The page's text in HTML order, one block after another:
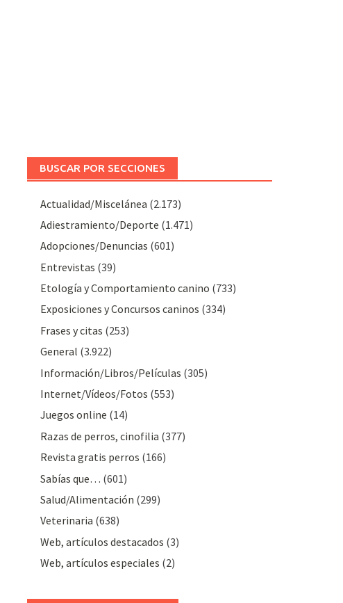
BUSCAR POR SECCIONES
Actualidad/Miscelánea (2.173)
Adiestramiento/Deporte (1.471)
Adopciones/Denuncias (601)
Entrevistas (39)
Etología y Comportamiento canino (733)
Exposiciones y Concursos caninos (334)
Frases y citas (253)
General (3.922)
Información/Libros/Películas (305)
Internet/Vídeos/Fotos (553)
Juegos online (14)
Razas de perros, cinofilia (377)
Revista gratis perros (166)
Sabías que… (601)
Salud/Alimentación (299)
Veterinaria (638)
Web, artículos destacados (3)
Web, artículos especiales (2)